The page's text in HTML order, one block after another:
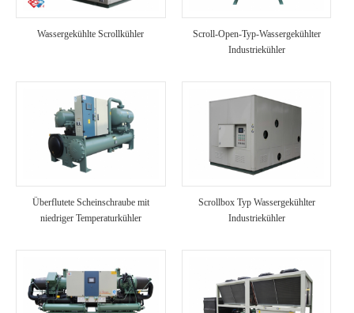
Wassergekühlte Scrollkühler
Scroll-Open-Typ-Wassergekühlter
Industriekühler
Überflutete Scheinschraube mit
niedriger Temperaturkühler
Scrollbox Typ Wassergekühlter
Industriekühler